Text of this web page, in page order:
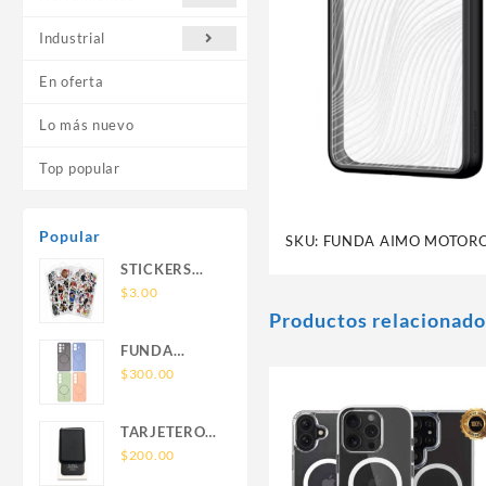
Industrial
En oferta
Lo más nuevo
Top popular
Popular
STICKERS
UNIVERSALES
$3.00
FUNDA
NOVA SAM
SIN SOPORTE
MAGNETICO
$300.00
TARJETERO
SIN SOPORTE
$200.00
SKU: FUNDA AIMO
Productos